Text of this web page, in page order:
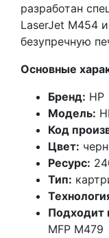
разработан
LaserJet M454
безупречную
Основные
Бренд: HP
Модель:
Код
Цвет:
Ресурс:
Тип:
Подходит
MFP M479